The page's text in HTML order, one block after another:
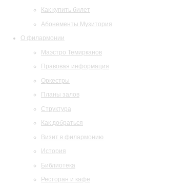
Как купить билет
Абонементы Музитория
О филармонии
Маэстро Темирканов
Правовая информация
Оркестры
Планы залов
Структура
Как добраться
Визит в филармонию
История
Библиотека
Ресторан и кафе